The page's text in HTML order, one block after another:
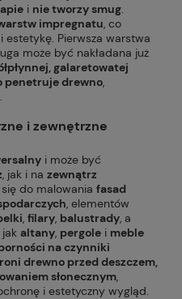
i nie tworzy smug.
impregnatu, co
Pierwsza warstwa
może być nakładana już
galaretowatej
penetruje drewno,
.
i zewnętrzne
i może być
, jak i na zewnątrz
do malowania fasad
, elementów
, filary, balustrady, a
altany, pergole i meble
na czynniki
drewno przed deszczem,
słonecznym,
i estetyczny wygląd.